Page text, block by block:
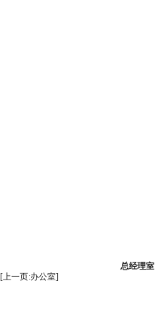
总经理室
[上一页:办公室]